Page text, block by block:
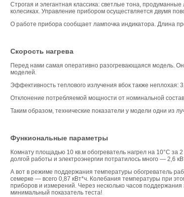
Строгая и элегантная классика: светлые тона,
колесиках. Управление прибором осуществляется двумя
О работе прибора сообщает лампочка индикатора. Длина
Скорость нагрева
Перед нами самая оперативно разогревающаяся модель.
моделей.
Эффективность теплового излучения вбок также неплохая:
Отклонение потребляемой мощности от номинальной
Таким образом, технические показатели у модели одни из
Функиональные параметры
Комнату площадью 10 кв.м обогреватель нагрел на 10°С за
долгой работы и электроэнергии потратилось много — 2,6
А вот в режиме поддержания температуры обогреватель
семерке — всего 0,87 кВт*ч. Колебания температуры при
приборов и измерений. Через несколько часов
минимальный показатель теста!